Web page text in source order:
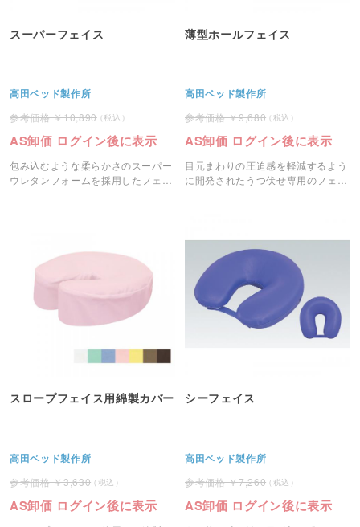
スーパーフェイス
高田ベッド製作所
10,890
AS卸価 ログイン後に表示
包み込むような柔らかさのスーパー
ウレタンフォームを採用したフェイ
薄型ホールフェイス
高田ベッド製作所
9,680
AS卸価 ログイン後に表示
目元まわりの圧迫感を軽減するよう
に開発されたうつ伏せ専用のフェイ
スロープフェイス用綿製カバー
高田ベッド製作所
3,630
AS卸価 ログイン後に表示
シーフェイス
高田ベッド製作所
7,260
AS卸価 ログイン後に表示